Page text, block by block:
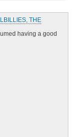
THE
having a good